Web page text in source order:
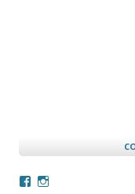
Facebook
Instagram